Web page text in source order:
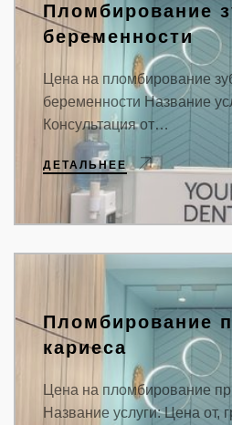
Пломбирование
беременности
Цена на пломбирование
беременности Название
Консультация от…
ДЕТАЛЬНЕЕ
Пломбирование
кариеса
Цена на пломбирование
Название услуги: Цена от,